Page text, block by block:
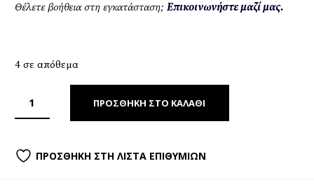
Θέλετε βοήθεια στη εγκατάσταση; Επικοινωνήστε μαζί μας.
4 σε απόθεμα
ΠΡΟΣΘΉΚΗ ΣΤΟ ΚΑΛΆΘΙ
ΠΡΟΣΘΉΚΗ ΣΤΗ ΛΊΣΤΑ ΕΠΙΘΥΜΙΏΝ